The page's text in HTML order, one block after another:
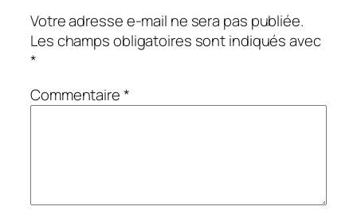
Votre adresse e-mail ne sera pas publiée.
Les champs obligatoires sont indiqués avec
*
Commentaire*